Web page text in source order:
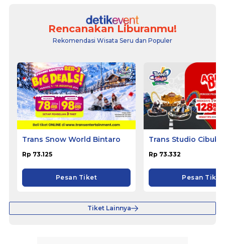
Rencanakan Liburanmu!
Rekomendasi Wisata Seru dan Populer
Trans Snow World Bintaro
Rp 73.125
Pesan Tiket
Trans Studio
Rp 73.332
Pesan Tiket
Tiket Lainnya